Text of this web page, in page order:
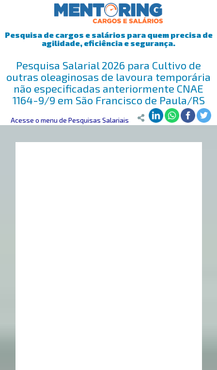
Pesquisa de cargos e salários para quem precisa de
agilidade, eficiência e segurança.
Pesquisa Salarial 2026 para Cultivo de
outras oleaginosas de lavoura temporária
não especificadas anteriormente CNAE
1164-9/9 em São Francisco de Paula/RS
Mentoring>Pesquisa Salarial>São Francisco de Paula/RS>
Acesse o menu de Pesquisas Salariais